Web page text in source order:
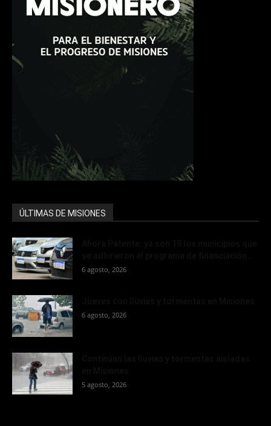
ÚLTIMAS DE MISIONES
6 agosto, 2026
6 agosto, 2026
5 agosto, 2026